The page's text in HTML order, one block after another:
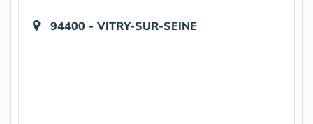
94400 - VITRY-SUR-SEINE